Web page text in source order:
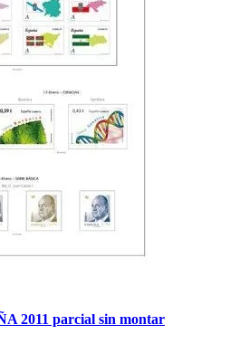
2011 parcial sin montar